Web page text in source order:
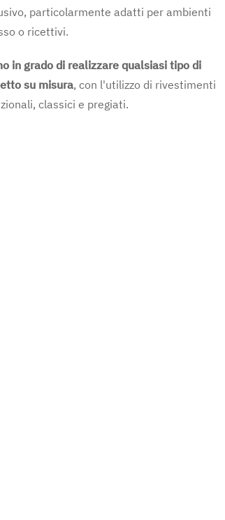
particolarmente adatti per ambienti
o ricettivi.
in grado di realizzare qualsiasi tipo di
su misura, con l'utilizzo di rivestimenti
classici e pregiati.